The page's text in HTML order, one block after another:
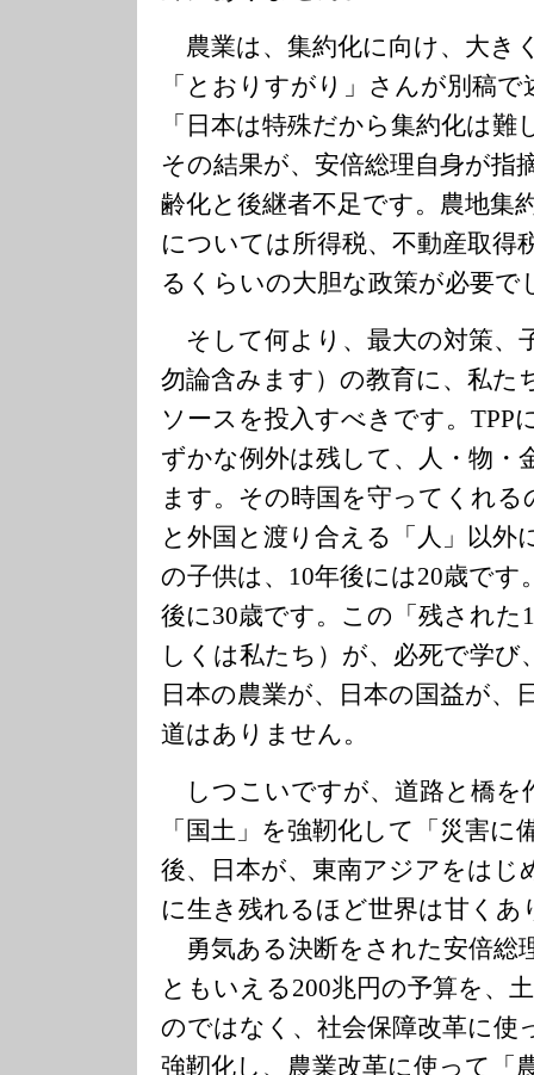
農業は、集約化に向け、大き
「とおりすがり」さんが別稿
「日本は特殊だから集約化は
その結果が、安倍総理自身が指
齢化と後継者不足です。農地集
については所得税、不動産取得
るくらいの大胆な政策が必要で
そして何より、最大の対策、
勿論含みます）の教育に、私た
ソースを投入すべきです。TPP
ずかな例外は残して、人・物・
ます。その時国を守ってくれ
と外国と渡り合える「人」以外
の子供は、10年後には20歳です
後に30歳です。この「残された
しくは私たち）が、必死で学び
日本の農業が、日本の国益が、
道はありません。
しつこいですが、道路と橋を
「国土」を強靭化して「災害に
後、日本が、東南アジアをはじ
に生き残れるほど世界は甘くあ
勇気ある決断をされた安倍総
ともいえる200兆円の予算を、
のではなく、社会保障改革に使
強靭化し、農業改革に使って「